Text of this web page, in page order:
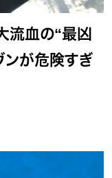
流血の“最凶
ンが危険すぎ